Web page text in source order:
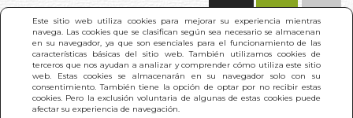
Este sitio web utiliza cookies para mejorar su experiencia mientras
navega. Las cookies que se clasifican según sea necesario se almacenan
en su navegador, ya que son esenciales para el funcionamiento de las
características básicas del sitio web. También utilizamos cookies de
terceros que nos ayudan a analizar y comprender cómo utiliza este sitio
web. Estas cookies se almacenarán en su navegador solo con su
consentimiento. También tiene la opción de optar por no recibir estas
cookies. Pero la exclusión voluntaria de algunas de estas cookies puede
afectar su experiencia de navegación.